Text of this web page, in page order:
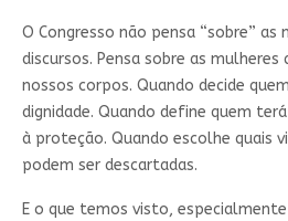
O Congresso não pensa “sobre” as
discursos. Pensa sobre as
nossos corpos. Quando decide
dignidade. Quando define quem
à proteção. Quando escolhe quais
podem ser descartadas.
E o que temos visto,